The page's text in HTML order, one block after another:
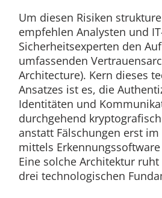
Um diesen Risiken
empfehlen Analysten und
Sicherheitsexperten den
umfassenden
Architecture). Kern dieses
Ansatzes ist es, die
Identitäten und
durchgehend
anstatt Fälschungen erst im
mittels
Eine solche Architektur
drei technologischen